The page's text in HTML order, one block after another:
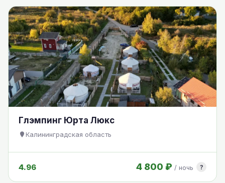
Глэмпинг Юрта Люкс
Калининградская область
4.96 4 800 ₽ / ночь ?